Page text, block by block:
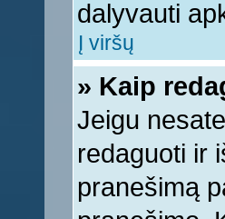
dalyvauti
Į viršų
» Kaip
Jeigu
redaguoti ir
pranešimą